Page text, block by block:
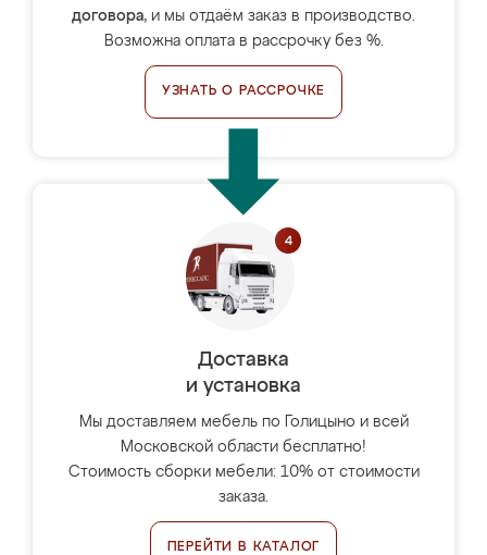
договора, и мы отдаём заказ в производство.
Возможна оплата в рассрочку без %.
УЗНАТЬ О РАССРОЧКЕ
Доставка
и установка
Мы доставляем мебель по Голицыно и всей
Московской области бесплатно!
Стоимость сборки мебели: 10% от стоимости
заказа.
ПЕРЕЙТИ В КАТАЛОГ